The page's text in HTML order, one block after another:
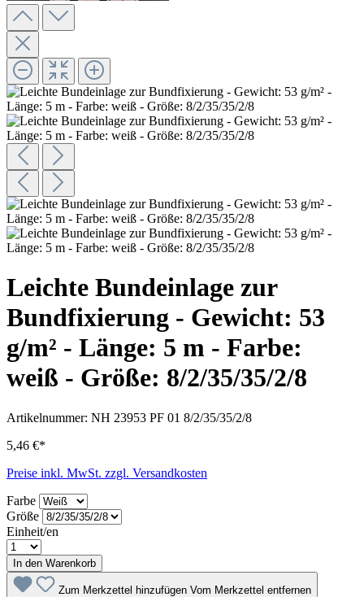
Leichte Bundeinlage zur
Bundfixierung - Gewicht: 53
g/m² - Länge: 5 m - Farbe:
weiß - Größe: 8/2/35/35/2/8
Artikelnummer: NH 23953 PF 01 8/2/35/35/2/8
5,46 €*
Preise inkl. MwSt. zzgl. Versandkosten
Farbe
Größe
Einheit/en
In den Warenkorb
Zum Merkzettel hinzufügen Vom Merkzettel entfernen